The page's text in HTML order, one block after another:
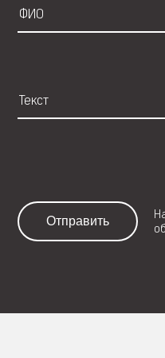
Отправить